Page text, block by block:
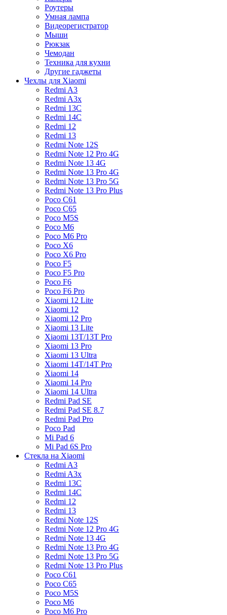
Роутеры
Умная лампа
Видеорегистратор
Мыши
Рюкзак
Чемодан
Техника для кухни
Другие гаджеты
Чехлы для Xiaomi
Redmi A3
Redmi A3x
Redmi 13C
Redmi 14C
Redmi 12
Redmi 13
Redmi Note 12S
Redmi Note 12 Pro 4G
Redmi Note 13 4G
Redmi Note 13 Pro 4G
Redmi Note 13 Pro 5G
Redmi Note 13 Pro Plus
Poco C61
Poco C65
Poco M5S
Poco M6
Poco M6 Pro
Poco X6
Poco X6 Pro
Poco F5
Poco F5 Pro
Poco F6
Poco F6 Pro
Xiaomi 12 Lite
Xiaomi 12
Xiaomi 12 Pro
Xiaomi 13 Lite
Xiaomi 13T/13T Pro
Xiaomi 13 Pro
Xiaomi 13 Ultra
Xiaomi 14T/14T Pro
Xiaomi 14
Xiaomi 14 Pro
Xiaomi 14 Ultra
Redmi Pad SE
Redmi Pad SE 8.7
Redmi Pad Pro
Poco Pad
Mi Pad 6
Mi Pad 6S Pro
Стекла на Xiaomi
Redmi A3
Redmi A3x
Redmi 13C
Redmi 14C
Redmi 12
Redmi 13
Redmi Note 12S
Redmi Note 12 Pro 4G
Redmi Note 13 4G
Redmi Note 13 Pro 4G
Redmi Note 13 Pro 5G
Redmi Note 13 Pro Plus
Poco C61
Poco C65
Poco M5S
Poco M6
Poco M6 Pro